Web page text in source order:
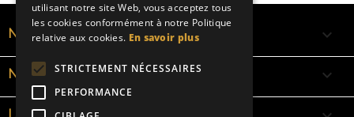
NOS RUBANS 
NOS BRACELETS 
utilisant notre site Web, vous acceptez tous
les cookies conformément à notre Politique
relative aux cookies. En savoir plus
STRICTEMENT NÉCESSAIRES
PERFORMANCE